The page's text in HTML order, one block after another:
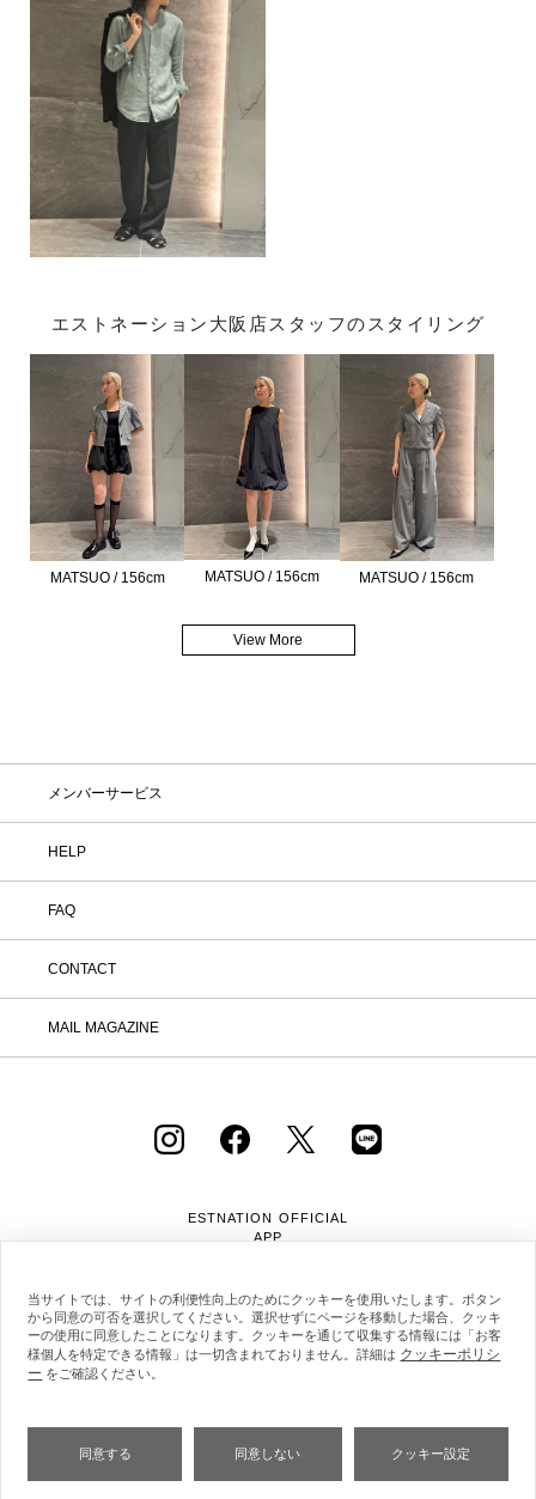
エストネーション大阪店スタッフのスタイリング
MATSUO / 156cm MATSUO / 156cm MATSUO / 156cm
View More
メンバーサービス
HELP
FAQ
CONTACT
MAIL MAGAZINE
ESTNATION OFFICIAL
APP
会社概要
Copyright © ESTNATION Inc.
当サイトでは、サイトの利便性向上のためにクッキーを使用いたします。ボタン
から同意の可否を選択してください。選択せずにページを移動した場合、クッキ
ーの使用に同意したことになります。クッキーを通じて収集する情報には「お客
様個人を特定できる情報」は一切含まれておりません。詳細は クッキーポリシ
ー をご確認ください。
同意する 同意しない クッキー設定